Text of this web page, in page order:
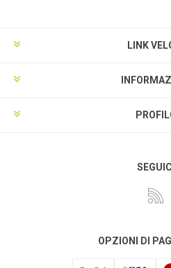
LINK
SEGUICI
OPZIONI DI